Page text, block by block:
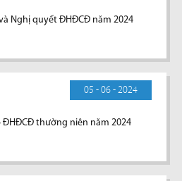
Nghị quyết ĐHĐCĐ năm 2024
05 - 06 - 2024
thường niên năm 2024